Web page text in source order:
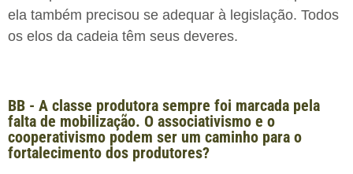
ela também precisou se adequar à legislação. Todos
os elos da cadeia têm seus deveres.
BB - A classe produtora sempre foi marcada pela
falta de mobilização. O associativismo e o
cooperativismo podem ser um caminho para o
fortalecimento dos produtores?